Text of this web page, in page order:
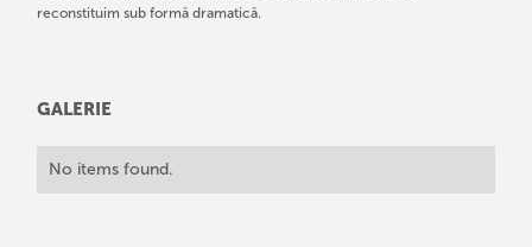
reconstituim sub formă dramatică.
GALERIE
No items found.